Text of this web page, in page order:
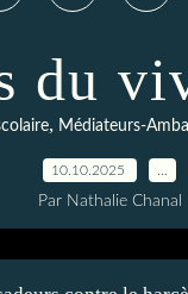
du
, Médiateurs-
10.10.2025
Par Nathalie Chanal